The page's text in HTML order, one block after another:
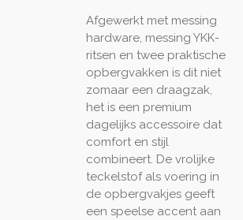
Afgewerkt met messing
hardware, messing YKK-
ritsen en twee praktische
opbergvakken is dit niet
zomaar een draagzak,
het is een premium
dagelijks accessoire dat
comfort en stijl
combineert. De vrolijke
teckelstof als voering in
de opbergvakjes geeft
een speelse accent aan